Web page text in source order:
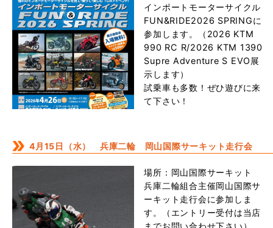
インポートモーターサイクル
FUN&RIDE2026 SPRINGに
参加します。（2026 KTM
990 RC R/2026 KTM 1390
Supre Adventure S EVO展
示します）
試乗車も多数！ぜひ遊びに来
て下さい！
4月15日（水） 兵庫二輪 岡山国際サーキット走行会
場所：岡山国際サーキット
兵庫二輪組合主催岡山国際サ
ーキット走行会に参加しま
す。（エントリー受付は当店
までお問い合わせ下さい）